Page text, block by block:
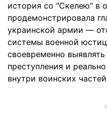
история со "Скелею" в
продемонстрировала
украинской армии —
системы военной
своевременно
преступления и
внутри воинских